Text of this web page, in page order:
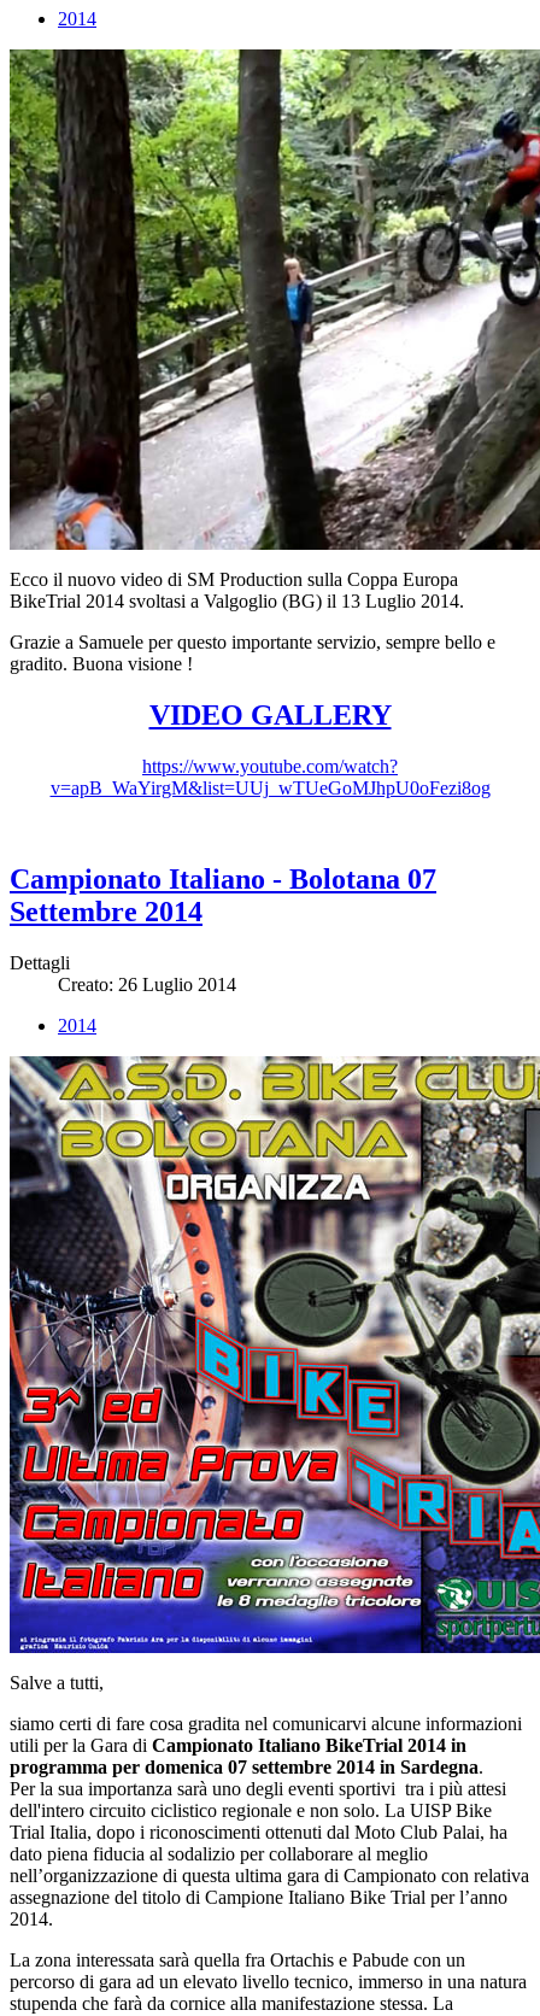
2014
Ecco il nuovo video di SM Production sulla Coppa Europa
BikeTrial 2014 svoltasi a Valgoglio (BG) il 13 Luglio 2014.
Grazie a Samuele per questo importante servizio, sempre bello e
gradito. Buona visione !
VIDEO GALLERY
https://www.youtube.com/watch?
v=apB_WaYirgM&list=UUj_wTUeGoMJhpU0oFezi8og
Campionato Italiano - Bolotana 07
Settembre 2014
Dettagli
Creato: 26 Luglio 2014
2014
Salve a tutti,
siamo certi di fare cosa gradita nel comunicarvi alcune informazioni
utili per la Gara di Campionato Italiano BikeTrial 2014 in
programma per domenica 07 settembre 2014 in Sardegna.
Per la sua importanza sarà uno degli eventi sportivi tra i più attesi
dell'intero circuito ciclistico regionale e non solo. La UISP Bike
Trial Italia, dopo i riconoscimenti ottenuti dal Moto Club Palai, ha
dato piena fiducia al sodalizio per collaborare al meglio
nell’organizzazione di questa ultima gara di Campionato con relativa
assegnazione del titolo di Campione Italiano Bike Trial per l’anno
2014.
La zona interessata sarà quella fra Ortachis e Pabude con un
percorso di gara ad un elevato livello tecnico, immerso in una natura
stupenda che farà da cornice alla manifestazione stessa. La